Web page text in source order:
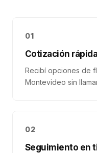
01
Cotización rápida
Recibí opciones de
Montevideo sin
02
Seguimiento en